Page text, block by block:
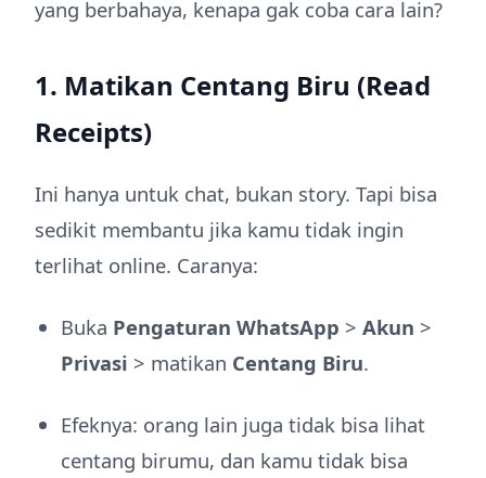
yang berbahaya, kenapa gak coba cara lain?
1. Matikan Centang Biru (Read
Receipts)
Ini hanya untuk chat, bukan story. Tapi bisa
sedikit membantu jika kamu tidak ingin
terlihat online. Caranya:
Buka Pengaturan WhatsApp > Akun >
Privasi > matikan Centang Biru.
Efeknya: orang lain juga tidak bisa lihat
centang birumu, dan kamu tidak bisa